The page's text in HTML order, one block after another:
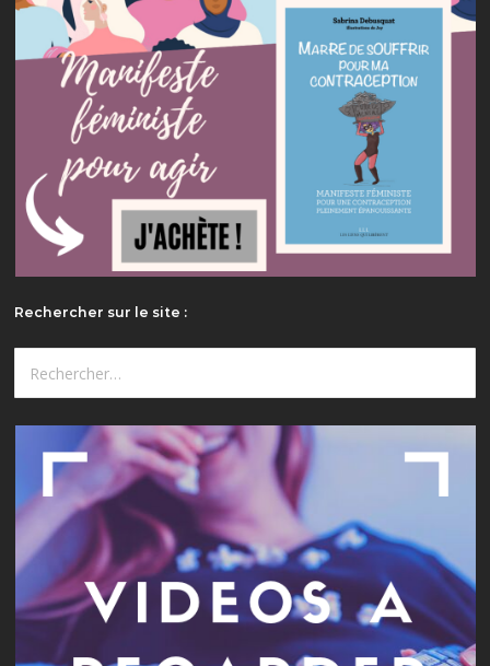
Rechercher sur le site :
Rechercher :